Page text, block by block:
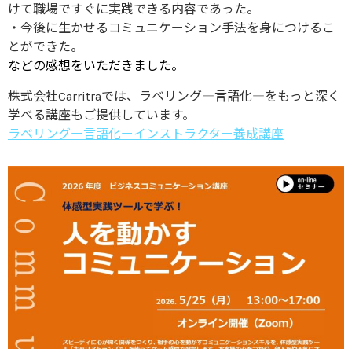
けて職場ですぐに実践できる内容であった。
・今後に生かせるコミュニケーション手法を身につけるこ
とができた。
などの感想をいただきました。
株式会社Carritraでは、ラベリング―言語化―をもっと深く
学べる講座もご提供しています。
ラベリングー言語化ーインストラクター養成講座